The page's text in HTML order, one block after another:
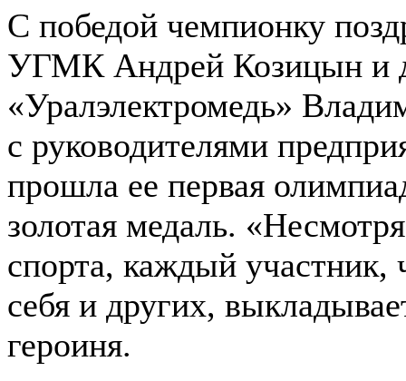
С победой чемпионку
УГМК Андрей Козицын и
«Уралэлектромедь»
с руководителями
прошла ее первая
золотая медаль.
спорта, каждый участник,
себя и других,
героиня.